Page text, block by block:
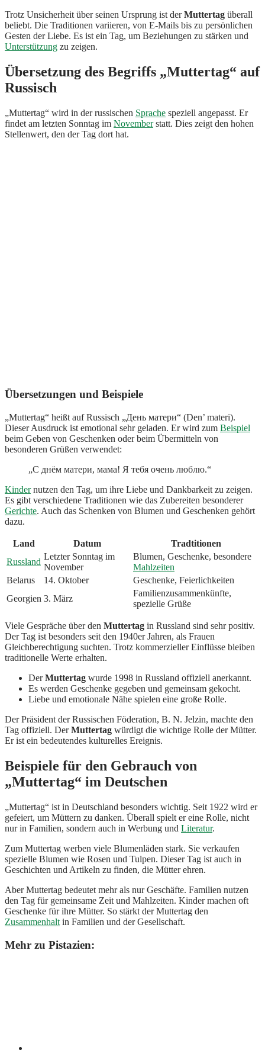
Trotz Unsicherheit über seinen Ursprung ist derMuttertag überall
beliebt. Die Traditionen variieren, von E-Mails bis zu persönlichen
Gesten der Liebe. Es ist ein Tag, um Beziehungen zu stärken und
Unterstützung zu zeigen.
Übersetzung des Begriffs „Muttertag“ auf
Russisch
„Muttertag“ wird in der russischen Sprache speziell angepasst. Er
findet am letzten Sonntag im Novemberstatt. Dies zeigt den hohen
Stellenwert, den der Tag dort hat.
Übersetzungen und Beispiele
„Muttertag“ heißt auf Russisch „День матери“ (Den’ materi).
Dieser Ausdruck ist emotional sehr geladen. Er wird zum Beispiel
beim Geben von Geschenken oder beim Übermitteln von
besonderen Grüßen verwendet:
„С днём матери, мама! Я тебя очень люблю.“
Kindernutzen den Tag, um ihre Liebe und Dankbarkeit zu zeigen.
Es gibt verschiedene Traditionen wie das Zubereiten besonderer
Gerichte. Auch das Schenken von Blumen und Geschenken gehört
dazu.
Land Datum
Tradtitionen
Russland
Letzter Sonntag im
November
Blumen, Geschenke, besondere
Mahlzeiten
Belarus
14. Oktober
Geschenke, Feierlichkeiten
Georgien 3. März
Familienzusammenkünfte,
spezielle Grüße
Viele Gespräche über den Muttertag in Russland sind sehr positiv.
Der Tag ist besonders seit den 1940er Jahren, als Frauen
Gleichberechtigung suchten. Trotz kommerzieller Einflüsse bleiben
traditionelle Werte erhalten.
DerMuttertag wurde 1998 in Russland offiziell anerkannt.
Es werden Geschenke gegeben und gemeinsam gekocht.
Liebe und emotionale Nähe spielen eine große Rolle.
Der Präsident der Russischen Föderation, B. N. Jelzin, machte den
Tag offiziell. DerMuttertag würdigt die wichtige Rolle der Mütter.
Er ist ein bedeutendes kulturelles Ereignis.
Beispiele für den Gebrauch von
„Muttertag“ im Deutschen
„Muttertag“ ist in Deutschland besonders wichtig. Seit 1922 wird er
gefeiert, um Müttern zu danken. Überall spielt er eine Rolle, nicht
nur in Familien, sondern auch in Werbung und Literatur.
Zum Muttertag werben viele Blumenläden stark. Sie verkaufen
spezielle Blumen wie Rosen und Tulpen. Dieser Tag ist auch in
Geschichten und Artikeln zu finden, die Mütter ehren.
Aber Muttertag bedeutet mehr als nur Geschäfte. Familien nutzen
den Tag für gemeinsame Zeit und Mahlzeiten. Kinder machen oft
Geschenke für ihre Mütter. So stärkt der Muttertag den
Zusammenhalt in Familien und der Gesellschaft.
Mehr zu Pistazien: